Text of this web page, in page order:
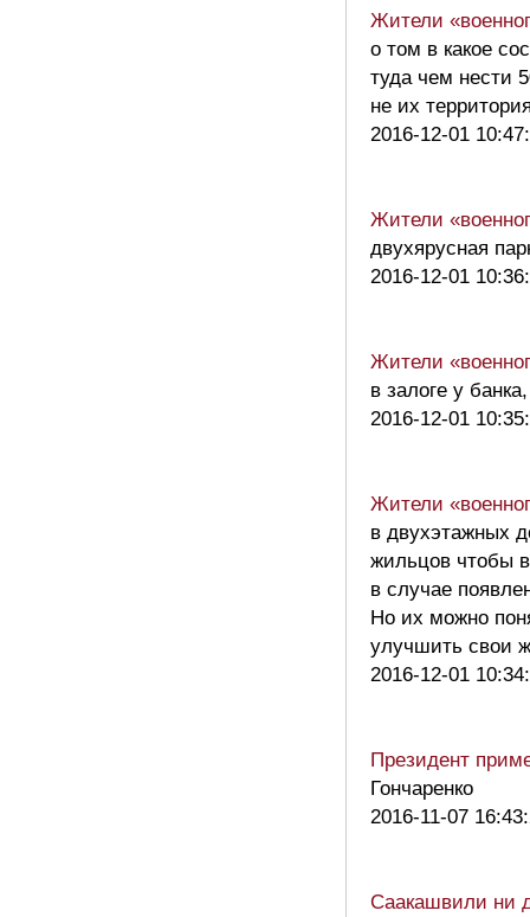
Жители
о том в какое
туда чем нести
не их
2016-12-01
Жители
двухярусная
2016-12-01
Жители
в залоге у
2016-12-01
Жители
в двухэтажных
жильцов чтобы
в случае
Но их можно
улучшить свои
2016-12-01
Президент
Гончаренко
2016-11-07
Саакашвили ни